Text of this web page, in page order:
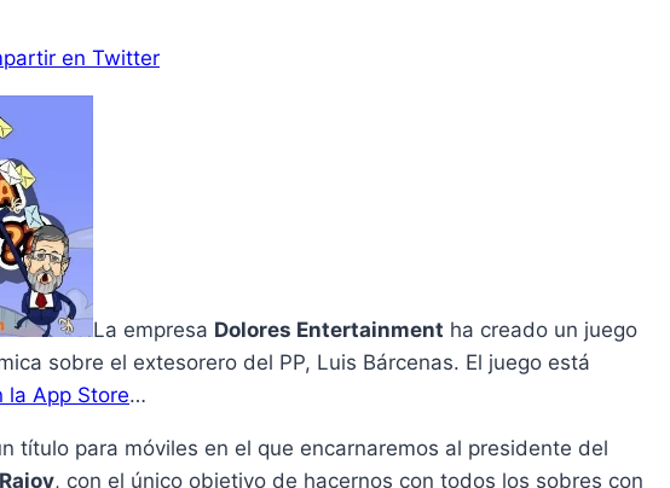
en Twitter
La empresa Dolores Entertainment ha creado un juego
sobre el extesorero del PP, Luis Bárcenas. El juego está
la App Store…
tí­tulo para móviles en el que encarnaremos al presidente del
, con el único objetivo de hacernos con todos los sobres con